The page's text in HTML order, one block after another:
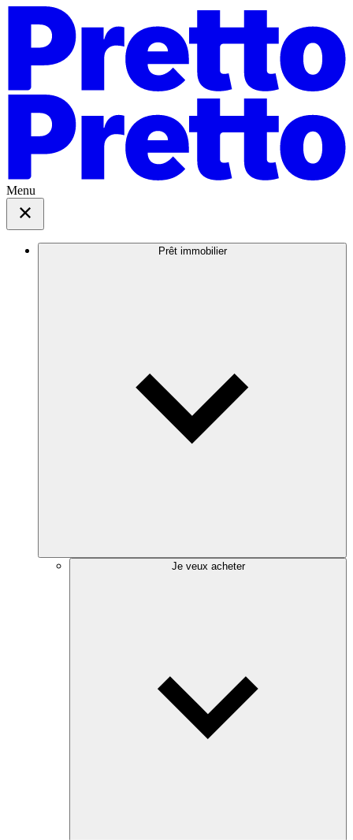
Menu
Prêt immobilier
Je veux acheter